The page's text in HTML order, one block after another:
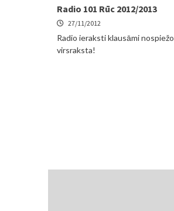
Radio 101 Rūc 2012/2013
27/11/2012
Radio ieraksti klausāmi
virsraksta!